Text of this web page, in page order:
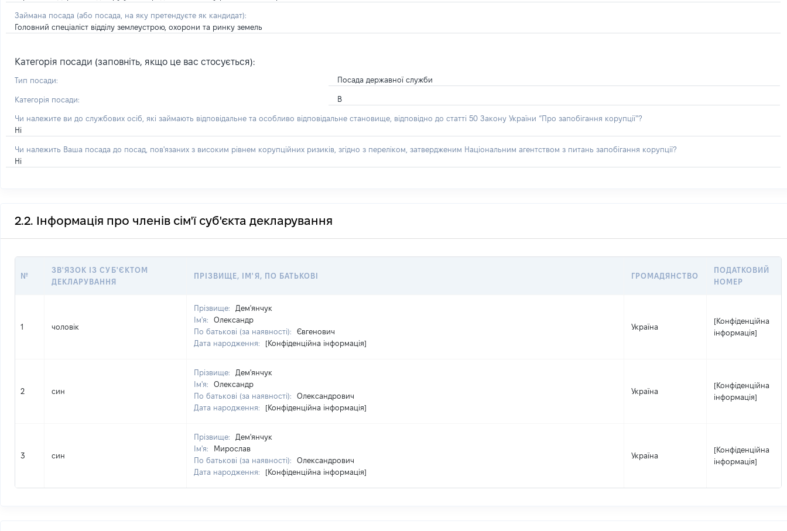
Займана посада (або посада, на яку претендуєте як кандидат):
Головний спеціаліст відділу землеустрою, охорони та ринку земель
Категорія посади (заповніть, якщо це вас стосується):
Тип посади: Посада державної служби
Категорія посади: В
Чи належите ви до службових осіб, які займають відповідальне та особливо відповідальне становище, відповідно до статті 50 Закону України “Про запобігання корупції”?
Ні
Чи належить Ваша посада до посад, пов'язаних з високим рівнем корупційних ризиків, згідно з переліком, затвердженим Національним агентством з питань запобігання корупції?
Ні
2.2. Інформація про членів сім'ї суб'єкта декларування
№
ЗВ'ЯЗОК ІЗ СУБ'ЄКТОМ
ДЕКЛАРУВАННЯ
ПРІЗВИЩЕ, ІМ'Я, ПО БАТЬКОВІ ГРОМАДЯНСТВО
ПОДАТКОВИЙ
НОМЕР
1 чоловік
Прізвище:
Дем'янчук
Ім'я:
Олександр
По батькові (за наявності):
Євгенович
Дата народження:
[Конфіденційна інформація]
Україна
[Конфіденційна
інформація]
2 син
Прізвище:
Дем'янчук
Ім'я:
Олександр
По батькові (за наявності):
Олександрович
Дата народження:
[Конфіденційна інформація]
Україна
[Конфіденційна
інформація]
3 син
Прізвище:
Дем'янчук
Ім'я:
Мирослав
По батькові (за наявності):
Олександрович
Дата народження:
[Конфіденційна інформація]
Україна
[Конфіденційна
інформація]